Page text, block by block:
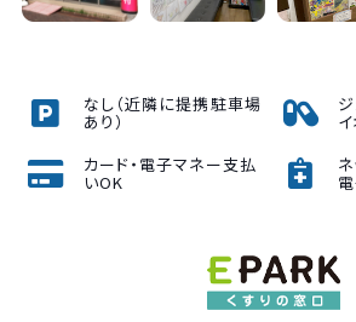
なし（近隣に提携駐車場
あり）
カード・電子マネー支払
いOK